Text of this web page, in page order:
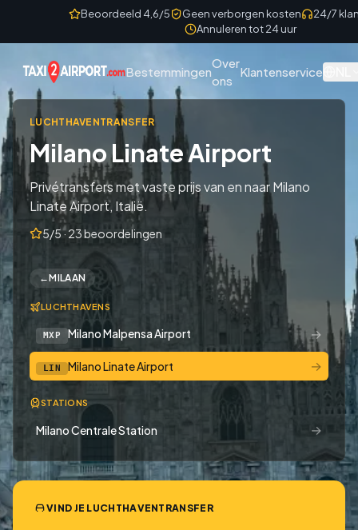
Skip to contentBeoordeeld 4,6/5 Geen verborgen kosten
24/7
Annuleren tot 24 uur
Bestemmingen
Over
ons
Klantenservice
LUCHTHAVENTRANSFER
Milano Linate Airport
Privétransfers met vaste prijs van en naar Milano
Linate Airport, Italië.
5/5 · 23 beoordelingen
←MILAAN
LUCHTHAVENS
MXP Milano Malpensa Airport →
LIN Milano Linate Airport →
STATIONS
Milano Centrale Station →
VIND JE LUCHTHAVENTRANSFER